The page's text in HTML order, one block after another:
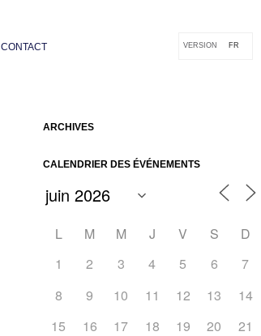
VERSION FR
CONTACT
ARCHIVES
CALENDRIER DES ÉVÉNEMENTS
L M M J V S
D
1
2 3 4 5 6
7
8
9 10 11 12 13
14
15
16 17 18 19 20
21